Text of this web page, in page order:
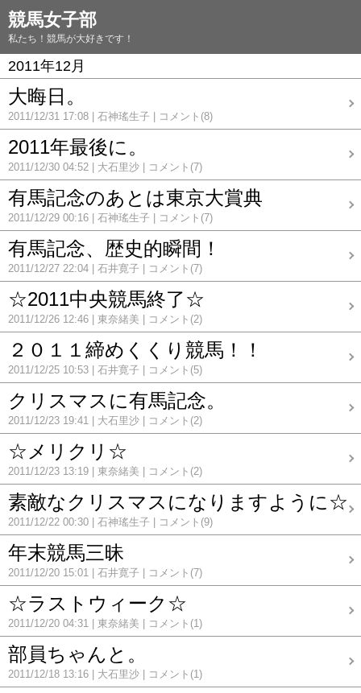
競馬女子部
私たち！競馬が大好きです！
2011年12月
大晦日。
2011/12/31 17:08 石神瑤生子 コメント(8)
2011年最後に。
2011/12/30 04:52 大石里沙 コメント(7)
有馬記念のあとは東京大賞典
2011/12/29 00:16 石神瑤生子 コメント(7)
有馬記念、歴史的瞬間！
2011/12/27 22:04 石井寛子 コメント(7)
☆2011中央競馬終了☆
2011/12/26 12:46 東奈緒美 コメント(2)
２０１１締めくくり競馬！！
2011/12/25 10:53 石井寛子 コメント(5)
クリスマスに有馬記念。
2011/12/23 19:41 大石里沙 コメント(2)
☆メリクリ☆
2011/12/23 13:19 東奈緒美 コメント(2)
素敵なクリスマスになりますように☆
2011/12/22 00:30 石神瑤生子 コメント(9)
年末競馬三昧
2011/12/20 15:01 石井寛子 コメント(7)
☆ラストウィーク☆
2011/12/20 04:31 東奈緒美 コメント(1)
部員ちゃんと。
2011/12/18 13:16 大石里沙 コメント(1)